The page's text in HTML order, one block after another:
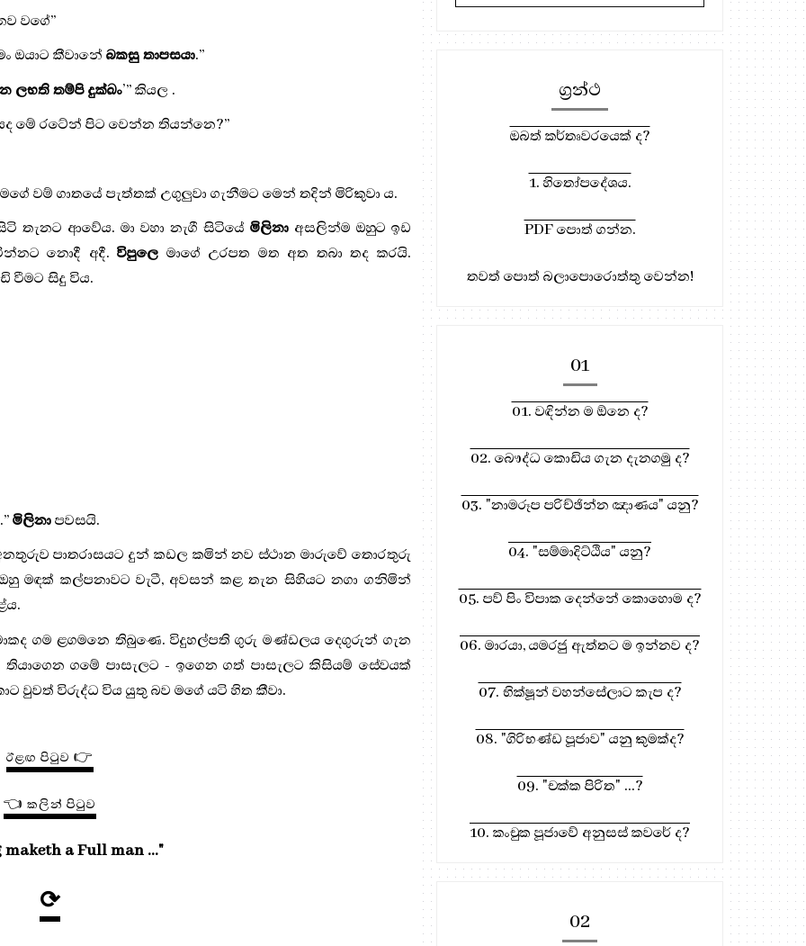
වගේ”
ඔයාට කීවානේ බකසු තාපසයා.”
ලභති තම්පි දුක්ඛං’” කියල .
මේ රටේන් පිට වෙන්න තියන්නෙ?”
මගේ වම් ගාතයේ පැත්තක් උගුලුවා ගැනීමට මෙන් තදින් මිරිකුවා ය.
තැනට ආවේය. මා වහා නැගී සිටියේ මිලිනාඅසලින්ම ඔහුට ඉඩ
නොදී අදී.විපුලෙ මාගේ උරපත මත අත තබා තද කරයි.
වීමට සිදු විය.
”මිලිනාපවසයි.
පාතරාසයට දුන් කඩල කමින් නව ස්ථාන මාරුවේ තොරතුරු
මඳක් කල්පනාවට වැටී, අවසන් කළ තැන සිහියට නගා ගනිමින්
ගම ළගමනෙ තිබුණෙ. විදුහල්පති ගුරු මණ්ඩලය දෙගුරුන් ගැන
ගමේ පාසැලට - ඉගෙන ගත් පාසැලට කිසියම් සේවයක්
වුවත් විරුද්ධ විය යුතු බව මගේ යටි හිත කීවා.
ඊළඟ පිටුව 👉
👈 කලින් පිටුව
maketh a Full man ..."
⟳
ග්‍රන්ථ
ඔබත් කර්තෘවරයෙක් ද?
1. හිතෝපදේශය.
PDF පොත් ගන්න.
තවත් පොත් බලාපොරොත්තු වෙන්න!
01
01. වඳින්න ම ඕනෙ ද?
02. බෞද්ධ කොඩිය ගැන දැනගමු ද?
03. "නාමරූප පරිච්ඡින්න ඤාණය" යනු?
04. "සම්මාදිට්ඨිය" යනු?
05. පව් පිං විපාක දෙන්නේ කොහොම ද?
06. මාරයා, යමරජු ඇත්තට ම ඉන්නව ද?
07. භික්ෂූන් වහන්සේලාට කැප ද?
08. "ගිරිභණ්ඩ පූජාව" යනු කුමක්ද?
09. "චක්ක පිරිත" ...?
10. කංචුක පූජාවේ අනුසස් කවරේ ද?
02